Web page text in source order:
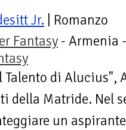
Jr. | Romanzo
Fantasy - Armenia -
Talento di Alucius",
della Matride. Nel
un